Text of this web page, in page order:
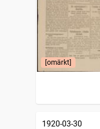
[omärkt]
1920-03-30